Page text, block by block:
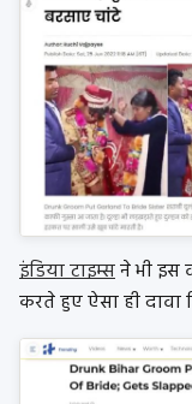
इंडिया टाइम्सने भी इस
करते हुए ऐसा ही दावा